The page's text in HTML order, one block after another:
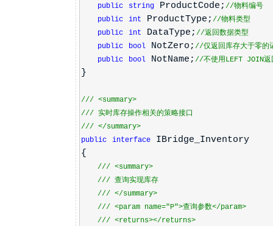
public
string ProductCode; //物料编号
public
int ProductType; //物料类型
public
int DataType; //返回数据类型
public
bool NotZero; //仅返回库存大于零的
public
bool NotName; //不使用LEFT JOIN返
}
/// <summary>
/// 实时库存操作相关的策略接口
/// </summary>
public
interface
IBridge_Inventory
{
/// <summary>
/// 查询实现库存
/// </summary>
/// <param name="P">查询参数</param>
/// <returns></returns>